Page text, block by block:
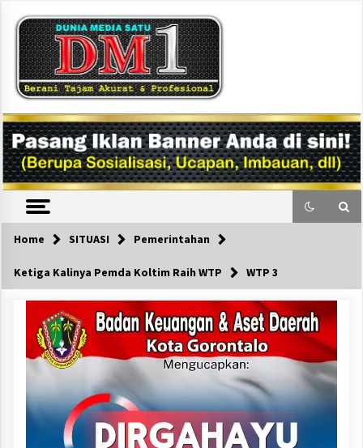
content
DM1
Home SITUASI Pemerintahan
Ketiga Kalinya Pemda Koltim Raih WTP WTP 3